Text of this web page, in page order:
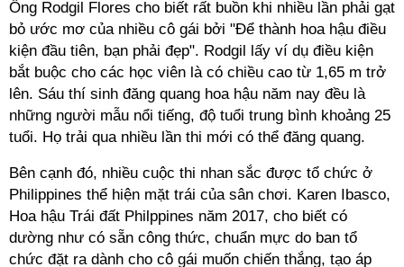
Ông Rodgil Flores cho biết rất buồn khi nhiều lần phải gạt
bỏ ước mơ của nhiều cô gái bởi "Để thành hoa hậu điều
kiện đầu tiên, bạn phải đẹp". Rodgil lấy ví dụ điều kiện
bắt buộc cho các học viên là có chiều cao từ 1,65 m trở
lên. Sáu thí sinh đăng quang hoa hậu năm nay đều là
những người mẫu nổi tiếng, độ tuổi trung bình khoảng 25
tuổi. Họ trải qua nhiều lần thi mới có thể đăng quang.
Bên cạnh đó, nhiều cuộc thi nhan sắc được tổ chức ở
Philippines thể hiện mặt trái của sân chơi. Karen Ibasco,
Hoa hậu Trái đất Philppines năm 2017, cho biết có
dường như có sẵn công thức, chuẩn mực do ban tổ
chức đặt ra dành cho cô gái muốn chiến thắng, tạo áp